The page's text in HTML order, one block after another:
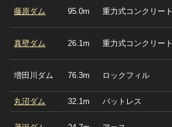
藤原ダム 95.0m 重力式コンクリート
真壁ダム 26.1m 重力式コンクリート
増田川ダム 76.3m ロックフィル
丸沼ダム 32.1m バットレス